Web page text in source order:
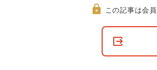
この記事は会